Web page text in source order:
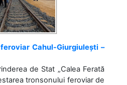
Cahul-Giurgiulești –
de Stat „Calea Ferată
tronsonului feroviar de